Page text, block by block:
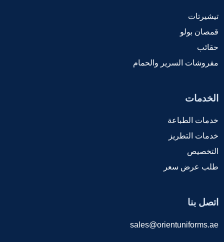
تيشيرتات
قمصان بولو
حقائب
مفروشات السرير والحمام
الخدمات
خدمات الطباعة
خدمات التطريز
التخصيص
طلب عرض سعر
اتصل بنا
sales@orientuniforms.ae